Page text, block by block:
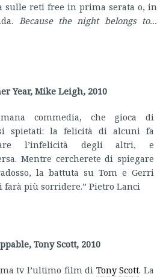
sulle reti free in prima serata o, in
Because the night belongs to...
Year, Mike Leigh, 2010
commedia, che gioca di
spietati: la felicità di alcuni fa
l’infelicità degli altri, e
Mentre cercherete di spiegare
la battuta su Tom e Gerri
farà più sorridere.” Pietro Lanci
Tony Scott, 2010
tv l’ultimo film di Tony Scott. La